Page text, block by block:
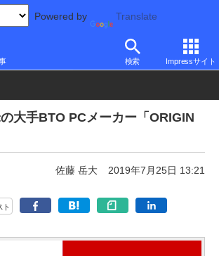
Powered by Translate
検索 Impressサイト
向
大手BTO PCメーカー「ORIGIN
佐藤 岳大 2019年7月25日 13:21
ト